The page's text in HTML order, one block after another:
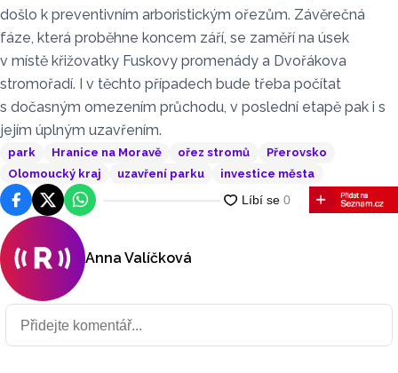
došlo k preventivním arboristickým ořezům. Závěrečná
fáze, která proběhne koncem září, se zaměří na úsek
v místě křižovatky Fuskovy promenády a Dvořákova
stromořadí. I v těchto případech bude třeba počítat
s dočasným omezením průchodu, v poslední etapě pak i s
jejím úplným uzavřením.
park Hranice na Moravě ořez stromů
Přerovsko
Olomoucký kraj
uzavření parku investice města
FacebookPlatforma X
WhatsApp
Anna Valíčková